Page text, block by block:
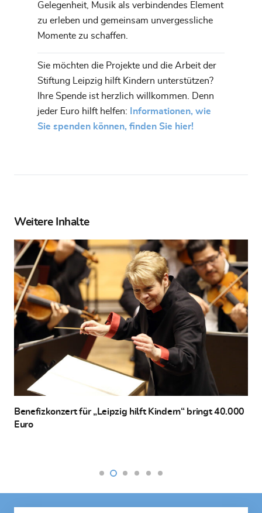
Gelegenheit, Musik als verbindendes Element
zu erleben und gemeinsam unvergessliche
Momente zu schaffen.
Sie möchten die Projekte und die Arbeit der
Stiftung Leipzig hilft Kindern unterstützen?
Ihre Spende ist herzlich willkommen. Denn
jeder Euro hilft helfen:
Informationen, wie
Sie spenden können, finden Sie hier!
Weitere Inhalte
für „Leipzig hilft Kindern“ bringt 40.000